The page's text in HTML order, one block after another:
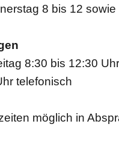
8 bis 12
8:30 bis 12:30
telefonisch
möglich in